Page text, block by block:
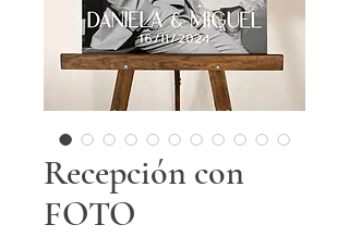
Recepción con
FOTO